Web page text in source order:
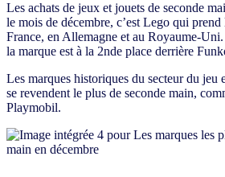
Les achats de jeux et jouets de seconde
le mois de décembre, c’est Lego qui
France, en Allemagne et au Royaume-
la marque est à la 2nde place derrière
Les marques historiques du secteur du jeu
se revendent le plus de seconde main,
Playmobil.